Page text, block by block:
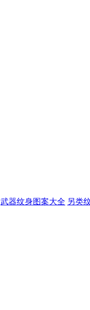
武器纹身图案大全 另类